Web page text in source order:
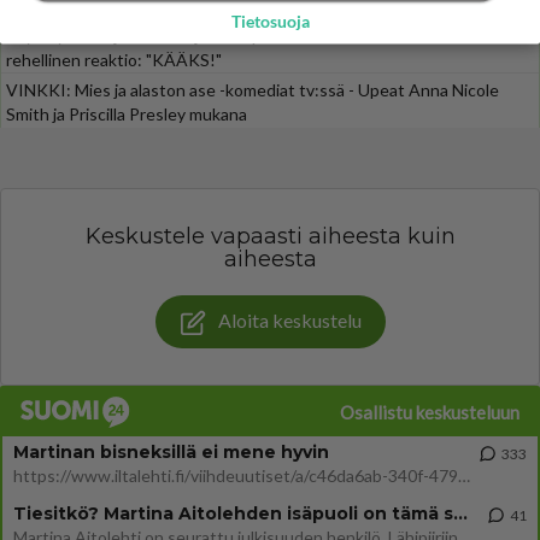
Tätä moni jo odotti
Iloyllätys! Maajussi-Kalle ja Niina palaavat televisioon - Niinalta
rehellinen reaktio: "KÄÄKS!"
VINKKI: Mies ja alaston ase -komediat tv:ssä - Upeat Anna Nicole
Smith ja Priscilla Presley mukana
Keskustele vapaasti aiheesta kuin
aiheesta
Aloita keskustelu
Osallistu keskusteluun
Martinan bisneksillä ei mene hyvin
https://www.iltalehti.fi/viihdeuutiset/a/c46da6ab-340f-4790-aaa7-0865eed2336 Yrityksen konkurssihakemus on tullut kärä
333
Tiesitkö? Martina Aitolehden isäpuoli on tämä suosittu laulaja 41
Tietosuoja